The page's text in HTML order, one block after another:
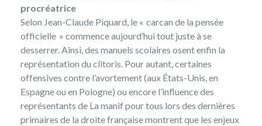
procréatrice
Selon Jean-Claude Piquard, le « carcan de la pensée
officielle » commence aujourd’hui tout juste à se
desserrer. Ainsi, des manuels scolaires osent enfin la
représentation du clitoris. Pour autant, certaines
offensives contre l’avortement (aux États-Unis, en
Espagne ou en Pologne) ou encore l’influence des
représentants de La manif pour tous lors des dernières
primaires de la droite française montrent que les enjeux